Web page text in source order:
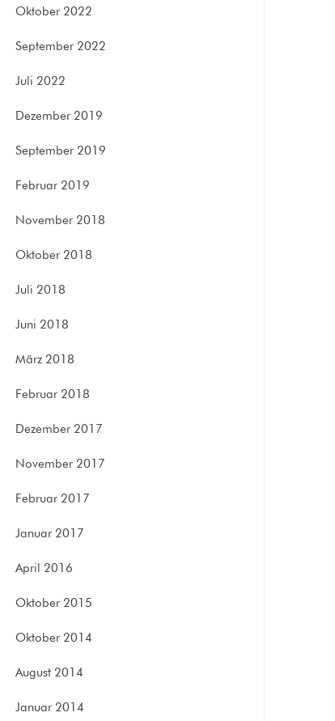
Oktober 2022
September 2022
Juli 2022
Dezember 2019
September 2019
Februar 2019
November 2018
Oktober 2018
Juli 2018
Juni 2018
März 2018
Februar 2018
Dezember 2017
November 2017
Februar 2017
Januar 2017
April 2016
Oktober 2015
Oktober 2014
August 2014
Januar 2014